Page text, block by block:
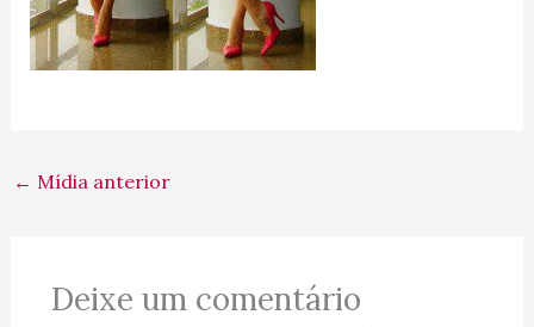
← Mídia anterior
Deixe um comentário